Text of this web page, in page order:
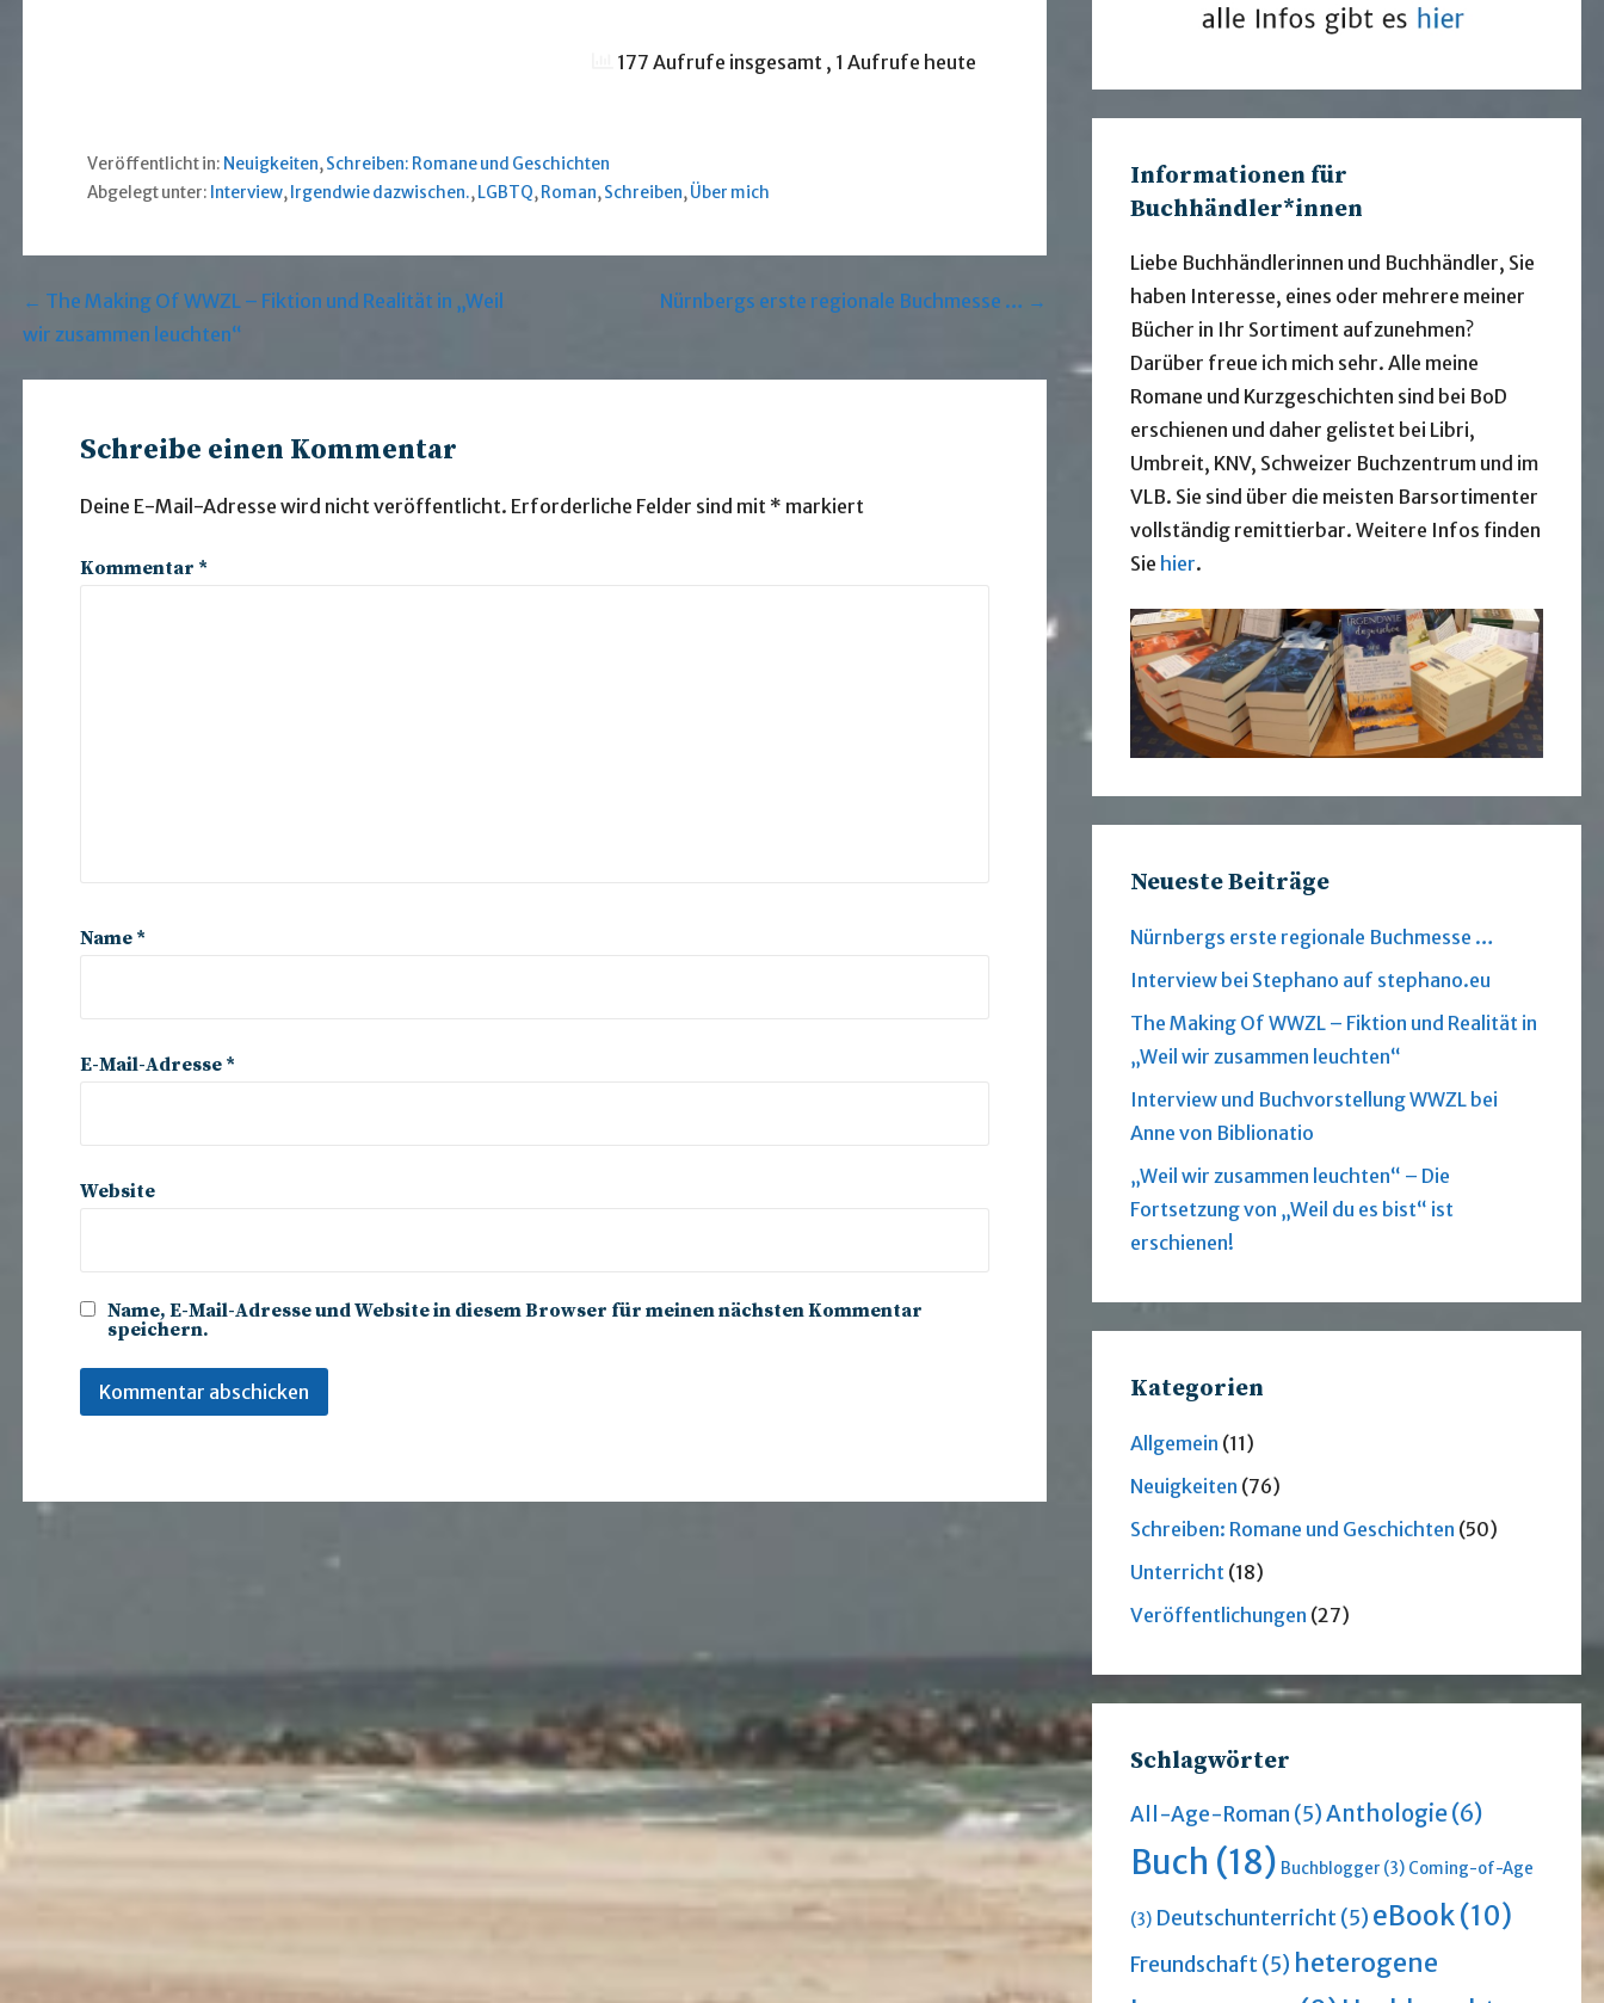
177 Aufrufe insgesamt , 1 Aufrufe heute
Veröffentlicht in: Neuigkeiten,Schreiben: Romane und Geschichten
Abgelegt unter: Interview, Irgendwie dazwischen., LGBTQ, Roman,Schreiben,Über mich
Beitragsnavigation
← The Making Of WWZL – Fiktion und Realität in „Weil
wir zusammen leuchten“
Nürnbergs erste regionale Buchmesse … →
Schreibe einen Kommentar
Deine E-Mail-Adresse wird nicht veröffentlicht. Erforderliche Felder sind mit * markiert
Kommentar *
Name *
E-Mail-Adresse *
Website
Name, E-Mail-Adresse und Website in diesem Browser für meinen nächsten Kommentar
speichern.
Informationen für
Buchhändler*innen
Liebe Buchhändlerinnen und Buchhändler, Sie
haben Interesse, eines oder mehrere meiner
Bücher in Ihr Sortiment aufzunehmen?
Darüber freue ich mich sehr. Alle meine
Romane und Kurzgeschichten sind bei BoD
erschienen und daher gelistet bei Libri,
Umbreit, KNV, Schweizer Buchzentrum und im
VLB. Sie sind über die meisten Barsortimenter
vollständig remittierbar. Weitere Infos finden
Sie hier.
Neueste Beiträge
Nürnbergs erste regionale Buchmesse …
Interview bei Stephano auf stephano.eu
The Making Of WWZL – Fiktion und Realität in
„Weil wir zusammen leuchten“
Interview und Buchvorstellung WWZL bei
Anne von Biblionatio
„Weil wir zusammen leuchten“ – Die
Fortsetzung von „Weil du es bist“ ist
erschienen!
Kategorien
Allgemein (11)
Neuigkeiten (76)
Schreiben: Romane und Geschichten (50)
Unterricht (18)
Veröffentlichungen (27)
Schlagwörter
All-Age-Roman (5)Anthologie(6)
Buch (18) Buchblogger (3) Coming-of-Age
(3) Deutschunterricht(5) eBook(10)
Freundschaft(5) heterogene